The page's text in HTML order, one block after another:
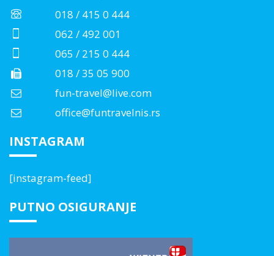
018 / 415 0 444
062 / 492 001
065 / 215 0 444
018 / 35 05 900
fun-travel@live.com
office@funtravelnis.rs
INSTAGRAM
[instagram-feed]
PUTNO OSIGURANJE